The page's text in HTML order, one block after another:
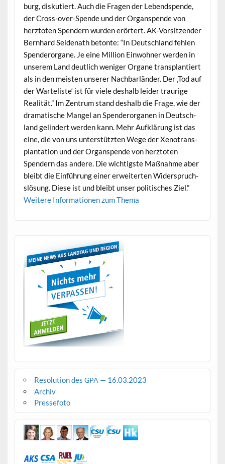
burg, disku­tiert. Auch die Fra­gen der Lebend­spende,
der Cross-over-Spende und der Organspende von
herz­toten Spendern wur­den erörtert. AK-Vor­sitzen­der
Bern­hard Sei­de­nath betonte: “In Deutsch­land fehlen
Spenderor­gane. Je eine Mil­lion Ein­wohn­er wer­den in
unserem Land deut­lich weniger Organe trans­plantiert
als in den meis­ten unser­er Nach­bar­län­der. Der ‚Tod auf
der Warteliste‘ ist für viele deshalb lei­der trau­rige
Real­ität.” Im Zen­trum stand deshalb die Frage, wie der
drama­tis­che Man­gel an Spenderor­ga­nen in Deutsch­
land gelin­dert wer­den kann. Mehr Aufk­lärung ist das
eine, die von uns unter­stützten Wege der Xeno­trans­
plan­ta­tion und der Organspende von herz­toten
Spendern das andere. Die wichtig­ste Maß­nahme aber
bleibt die Ein­führung ein­er erweit­erten Wider­spruch­
slö­sung. Diese ist und bleibt unser poli­tis­ches Ziel.”
Weit­ere Infor­ma­tio­nen zum Thema
Resolution des GPA — 16.03.2023
Archiv
Pressefoto